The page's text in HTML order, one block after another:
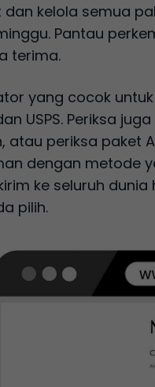
kelola semua
Pantau
terima.
yang cocok
dan USPS. Periksa
atau periksa paket
dengan metode
ke seluruh
pilih.